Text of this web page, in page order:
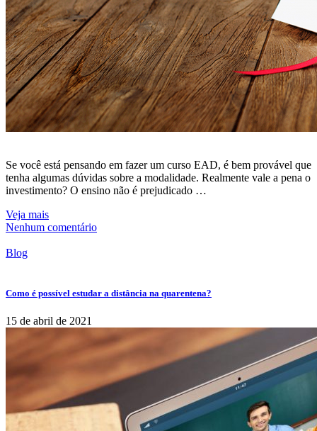
Se você está pensando em fazer um curso EAD, é bem provável que
tenha algumas dúvidas sobre a modalidade. Realmente vale a pena o
investimento? O ensino não é prejudicado …
Veja mais
Nenhum comentário
Blog
Como é possível estudar a distância na quarentena?
15 de abril de 2021